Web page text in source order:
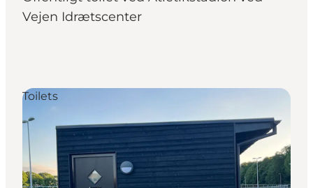
Plan je reis
Vejen Idrætscenter
Toilets